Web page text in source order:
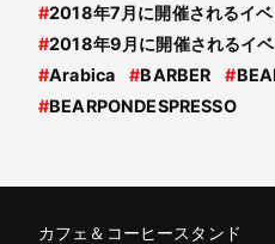
#2018年7月に開催されるイベ
#2018年9月に開催されるイ
#Arabica #BARBER #
#BEARPONDESPRESSO
カフェ＆コーヒースタンド